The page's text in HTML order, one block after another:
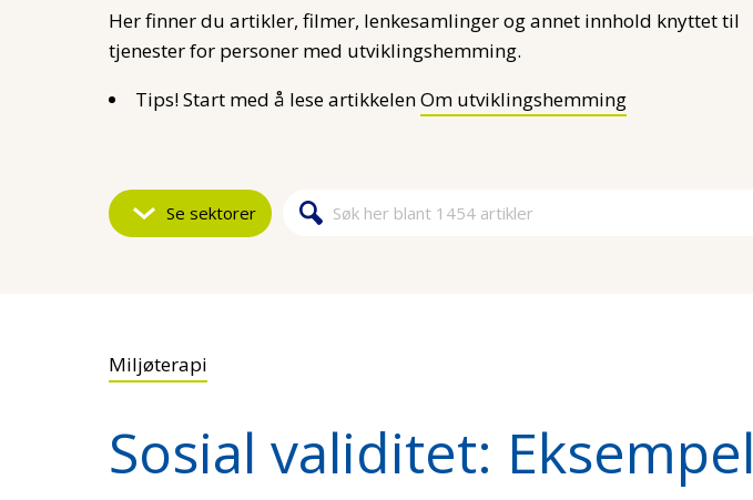
Her finner du artikler, filmer, lenkesamlinger og annet innhold knyttet til
tjenester for personer med utviklingshemming.
Tips! Start med å lese artikkelenOm utviklingshemming
Se sektorer Søkeskjema
Søk
Miljøterapi
Sosial validitet: Eksempel